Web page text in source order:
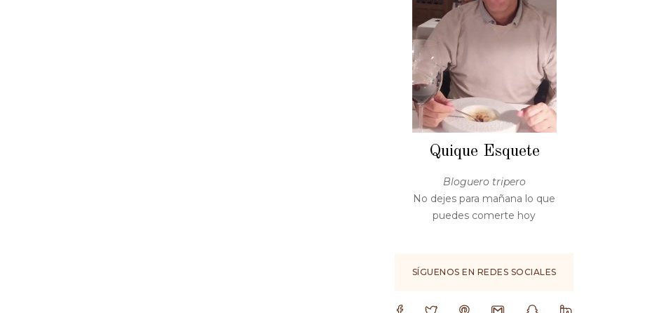
Quique Esquete
Bloguero tripero
No dejes para mañana lo que
puedes comerte hoy
SÍGUENOS EN REDES SOCIALES